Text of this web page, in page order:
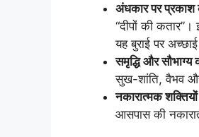
अंधकार पर प्रकाश
“दीपों की
यह बुराई पर
समृद्धि और सौभाग्य
सुख-शांति, वैभव और
नकारात्मक
आसपास की